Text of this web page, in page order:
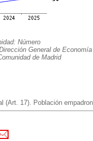
Número
General de
de Madrid
17). Población